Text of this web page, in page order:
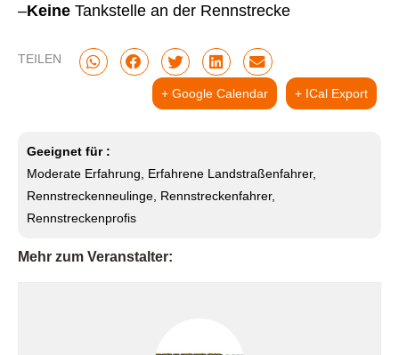
–Keine Tankstelle an der Rennstrecke
TEILEN
+ Google Calendar + ICal Export
Geeignet für :
Moderate Erfahrung, Erfahrene Landstraßenfahrer,
Rennstreckenneulinge, Rennstreckenfahrer,
Rennstreckenprofis
Mehr zum Veranstalter: